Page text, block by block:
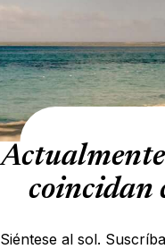
coincidan
Siéntese al sol.